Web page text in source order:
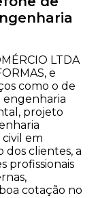
LTDA
e
como o de
engenharia
projeto
em
dos clientes, a
profissionais
cotação no